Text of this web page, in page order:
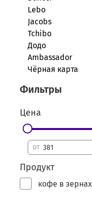
Lebo
Jacobs
Tchibo
Додо
Ambassador
Чёрная карта
Фильтры
Цена
от
Продукт
кофе в зернах